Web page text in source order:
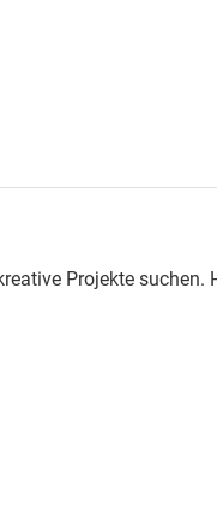
Projekte suchen.